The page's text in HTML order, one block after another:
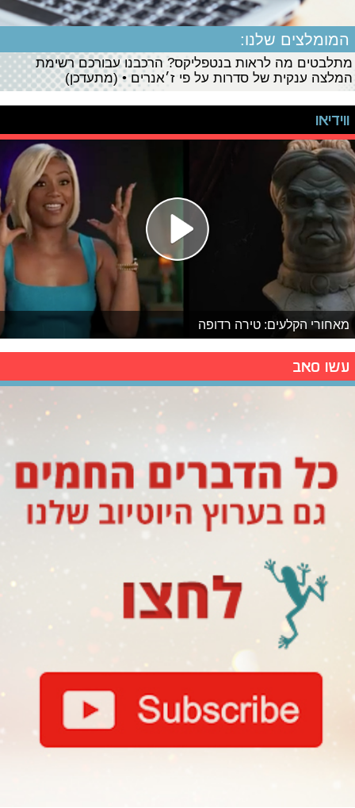
המומלצים שלנו:
מתלבטים מה לראות בנטפליקס? הרכבנו עבורכם רשימת
המלצה ענקית של סדרות על פי ז׳אנרים • (מתעדכן)
ווידיאו
מאחורי הקלעים: טירה רדופה
עשו סאב